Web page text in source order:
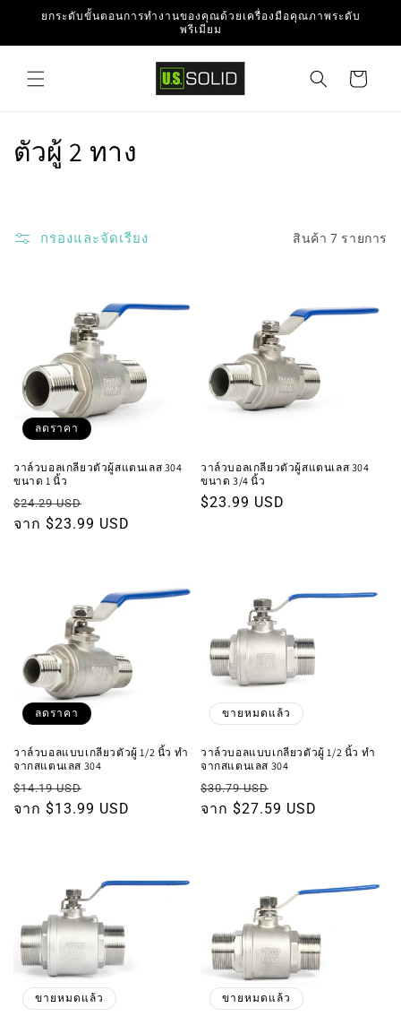
ยกระดับขั้นตอนการทำงานของคุณด้วยเครื่องมือคุณภาพระดับ
พรีเมียม
สินค้า
ค
ชั
น
ตัวผู้ 2 ทาง
กรองและจัดเรียง สินค้า 7 รายการ
ลดราคา
วาล์วบอลเกลียวตัวผู้สแตนเลส 304
ขนาด 1 นิ้ว
ราคา
ปกติ
$24.29 USD
โปรโมชัน
จาก $23.99 USD
วาล์วบอลเกลียวตัวผู้สแตนเลส 304
ขนาด 3/4 นิ้ว
ราคา
$23.99 USD
ลดราคา
วาล์วบอลแบบเกลียวตัวผู้ 1/2 นิ้ว ทำ
จากสแตนเลส 304
ราคา
ปกติ
$14.19 USD
โปรโมชัน
จาก $13.99 USD
ขายหมดแล้ว
วาล์วบอลแบบเกลียวตัวผู้ 1/2 นิ้ว ทำ
จากสแตนเลส 304
ราคา
ปกติ
$30.79 USD
โปรโมชัน
จาก $27.59 USD
ขายหมดแล้ว ขายหมดแล้ว